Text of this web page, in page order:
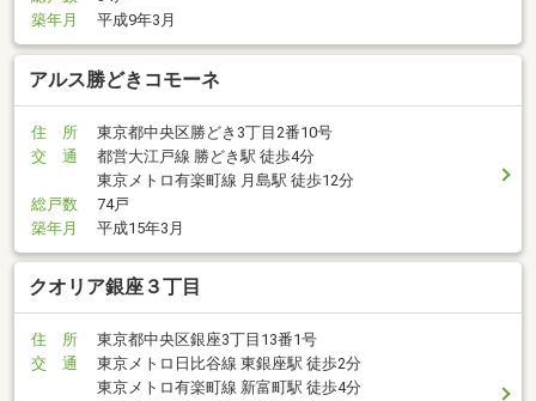
築年月
平成9年3月
アルス勝どきコモーネ
住 所
東京都中央区勝どき3丁目2番10号
交 通
都営大江戸線 勝どき駅 徒歩4分
東京メトロ有楽町線 月島駅 徒歩12分
総戸数
74戸
築年月
平成15年3月
クオリア銀座３丁目
住 所
東京都中央区銀座3丁目13番1号
交 通
東京メトロ日比谷線 東銀座駅 徒歩2分
東京メトロ有楽町線 新富町駅 徒歩4分